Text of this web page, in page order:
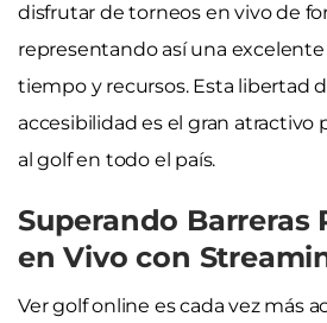
disfrutar de torneos en vivo de
representando así una
tiempo y recursos. Esta libertad
accesibilidad es el gran atractivo
al golf en todo el país.
Superando Barreras
en Vivo con
Ver golf online es cada vez más